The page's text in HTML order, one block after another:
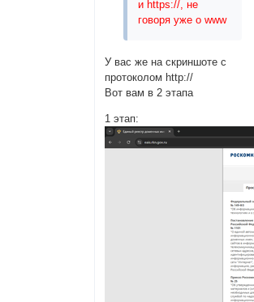
и https://, не
говоря уже о www
У вас же на скриншоте с
протоколом http://
Вот вам в 2 этапа
1 этап: